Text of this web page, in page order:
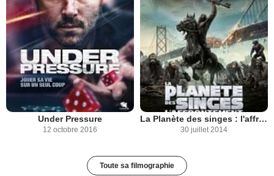
Under Pressure
12 octobre 2016
La Planète des singes : l'affrontement
30 juillet 2014
Toute sa filmographie